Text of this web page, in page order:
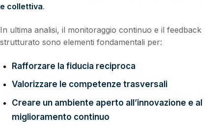
e collettiva.
In ultima analisi, il monitoraggio continuo e il feedback
strutturato sono elementi fondamentali per:
Rafforzare la fiducia reciproca
Valorizzare le competenze trasversali
Creare un ambiente aperto all’innovazione e al
miglioramento continuo